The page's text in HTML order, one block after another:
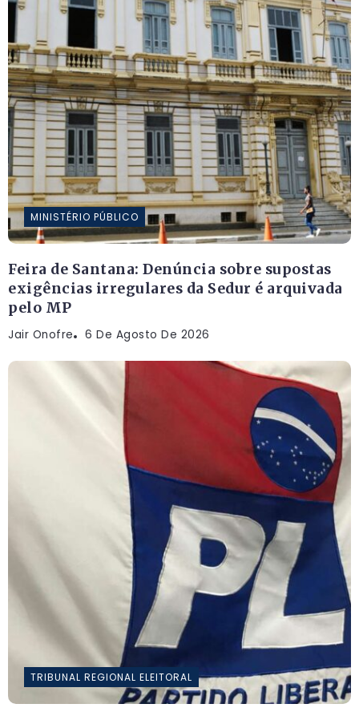
MINISTÉRIO PÚBLICO
Feira de Santana: Denúncia sobre supostas
exigências irregulares da Sedur é arquivada
pelo MP
Jair Onofre 6 De Agosto De 2026
TRIBUNAL REGIONAL ELEITORAL